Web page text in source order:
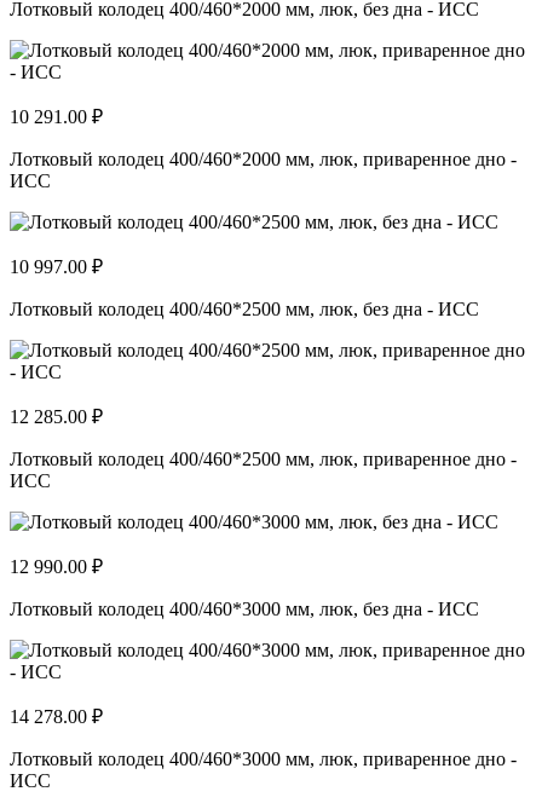
Лотковый колодец 400/460*2000 мм, люк, без дна - ИСС
10 291.00 ₽
Лотковый колодец 400/460*2000 мм, люк, приваренное дно -
ИСС
10 997.00 ₽
Лотковый колодец 400/460*2500 мм, люк, без дна - ИСС
12 285.00 ₽
Лотковый колодец 400/460*2500 мм, люк, приваренное дно -
ИСС
12 990.00 ₽
Лотковый колодец 400/460*3000 мм, люк, без дна - ИСС
14 278.00 ₽
Лотковый колодец 400/460*3000 мм, люк, приваренное дно -
ИСС